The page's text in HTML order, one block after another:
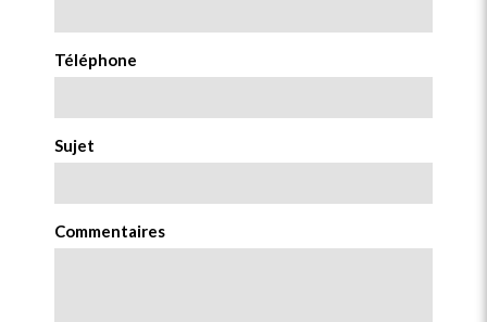
Téléphone
Sujet
Commentaires